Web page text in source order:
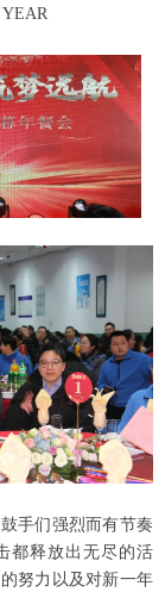
YEAR
手们强烈而有节奏
都释放出无尽的活
努力以及对新一年